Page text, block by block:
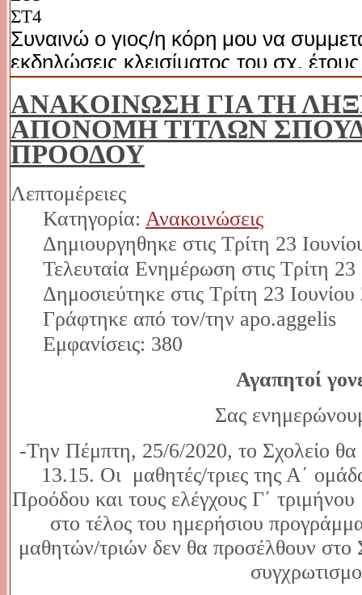
ANAKOINΩΣΗ ΓΙΑ ΤΗ
ΑΠΟΝΟΜΗ ΤΙΤΛΩΝ
ΠΡΟΟΔΟΥ
Λεπτομέρειες
Κατηγορία: Ανακοινώσεις
Δημιουργηθηκε στις Τρίτη 23
Τελευταία Ενημέρωση στις Τρίτη
Δημοσιεύτηκε στις Τρίτη 23
Γράφτηκε από τον/την apo.aggelis
Εμφανίσεις: 380
Αγαπητοί
Σας
-Την Πέμπτη, 25/6/2020, το Σχολείο θα
13.15. Οι μαθητές/τριες της Α΄
Προόδου και τους ελέγχους Γ΄
στο τέλος του ημερήσιου
μαθητών/τριών δεν θα προσέλθουν στο